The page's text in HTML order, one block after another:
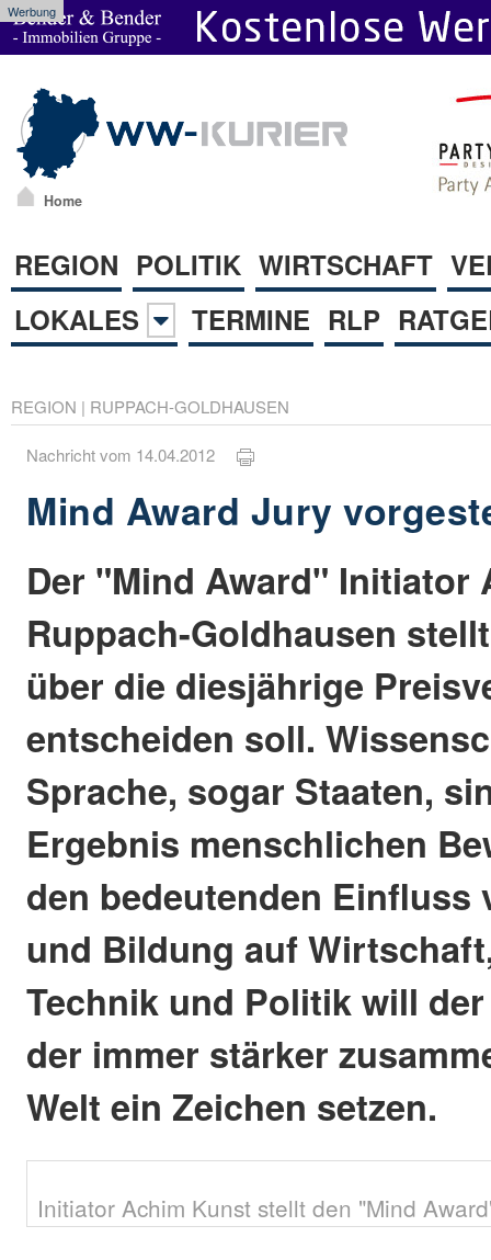
Werbung
Home
REGION POLITIK WIRTSCHAFT
LOKALES
TERMINE RLP
REGION | RUPPACH-GOLDHAUSEN
Nachricht vom 14.04.2012
Mind Award Jury
Der "Mind Award" Initiator
Ruppach-Goldhausen
über die diesjährige
entscheiden soll.
Sprache, sogar Staaten,
Ergebnis menschlichen
den bedeutenden Einfluss
und Bildung auf
Technik und Politik will
der immer stärker
Welt ein Zeichen setzen.
Initiator Achim Kunst stellt den "Mind